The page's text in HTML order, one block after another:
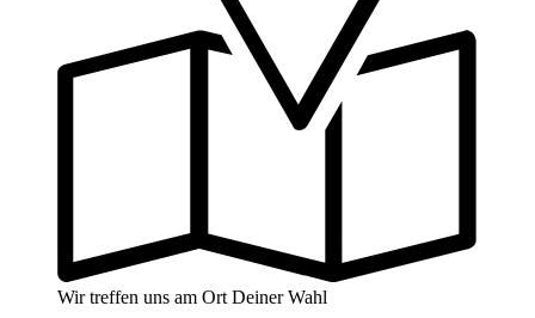
Wir treffen uns am Ort Deiner Wahl